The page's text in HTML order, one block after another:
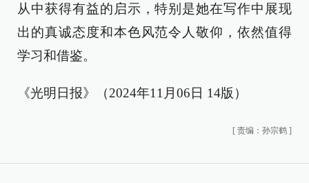
从中获得有益的启示，特别是她在写作中展现
出的真诚态度和本色风范令人敬仰，依然值得
学习和借鉴。
《光明日报》（2024年11月06日 14版）
[ 责编：孙宗鹤 ]